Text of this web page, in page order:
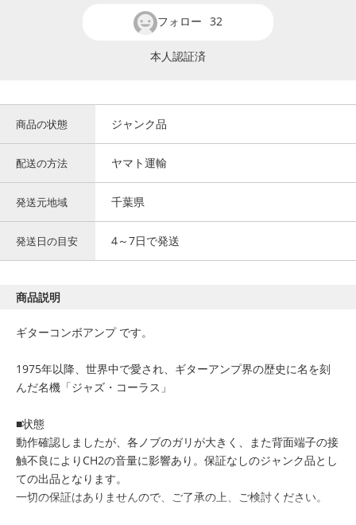
フォロー 32
本人認証済
商品の状態 ジャンク品
配送の方法 ヤマト運輸
発送元地域 千葉県
発送日の目安 4～7日で発送
商品説明
ギターコンボアンプ です。
1975年以降、世界中で愛され、ギターアンプ界の歴史に名を刻
んだ名機「ジャズ・コーラス」
■状態
動作確認しましたが、各ノブのガリが大きく、また背面端子の接
触不良によりCH2の音量に影響あり。保証なしのジャンク品とし
ての出品となります。
一切の保証はありませんので、ご了承の上、ご検討ください。